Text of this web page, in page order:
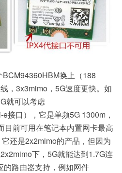
换上（188
，3x3mimo，5G速度更快。如
就可以考虑
接口），它是单频5G 1300m，
目前可用在笔记本内置网卡最高
还是2x2mimo的产品，但因为
下，5G就能达到1.7G连
的路由器支持，例如网件